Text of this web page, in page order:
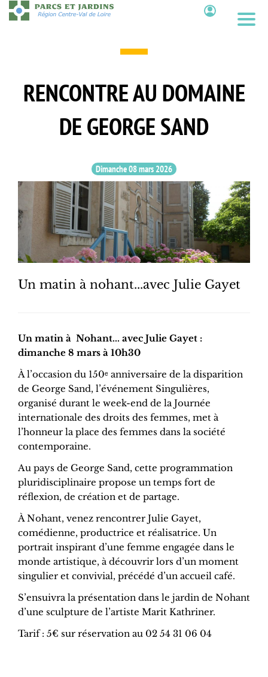
Aller
au
RENCONTRE AU DOMAINE
DE GEORGE SAND
Dimanche 08 mars 2026
Un matin à nohant...avec Julie Gayet
Un matin à Nohant... avec Julie Gayet :
dimanche 8 mars à 10h30
À l’occasion du 150ᵉ anniversaire de la disparition
de George Sand, l’événement Singulières,
organisé durant le week-end de la Journée
internationale des droits des femmes, met à
l’honneur la place des femmes dans la société
contemporaine.
Au pays de George Sand, cette programmation
pluridisciplinaire propose un temps fort de
réflexion, de création et de partage.
À Nohant, venez rencontrer Julie Gayet,
comédienne, productrice et réalisatrice. Un
portrait inspirant d’une femme engagée dans le
monde artistique, à découvrir lors d’un moment
singulier et convivial, précédé d’un accueil café.
S’ensuivra la présentation dans le jardin de Nohant
d’une sculpture de l’artiste Marit Kathriner.
Tarif : 5€ sur réservation au 02 54 31 06 04